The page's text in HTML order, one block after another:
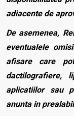
adiacente de
De asemenea,
eventualele
afisare care
aplicatiilor sau
anunta in